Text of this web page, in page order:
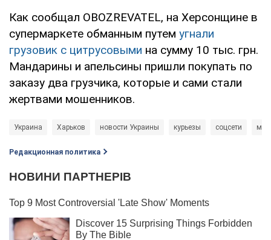
Как сообщал OBOZREVATEL, на Херсонщине в
супермаркете обманным путем угнали
грузовик с цитрусовыми на сумму 10 тыс. грн.
Мандарины и апельсины пришли покупать по
заказу два грузчика, которые и сами стали
жертвами мошенников.
Украина Харьков новости Украины курьезы соцсети
Редакционная политика